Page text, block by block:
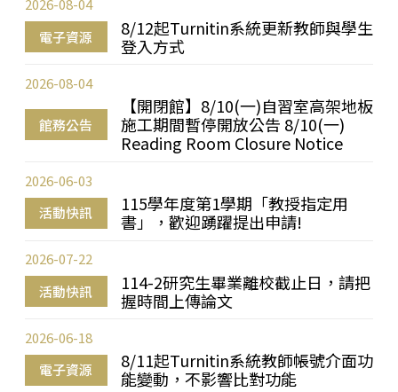
電子資源
8/12起Turnitin系統更新教師與學生
登入方式
2026-08-04
館務公告
【開閉館】8/10(一)自習室高架地板
施工期間暫停開放公告 8/10(一)
Reading Room Closure Notice
2026-08-04
活動快訊
115學年度第1學期「教授指定用
書」，歡迎踴躍提出申請!
2026-06-03
活動快訊
114-2研究生畢業離校截止日，請把
握時間上傳論文
2026-07-22
電子資源
8/11起Turnitin系統教師帳號介面功
能變動，不影響比對功能
2026-06-18